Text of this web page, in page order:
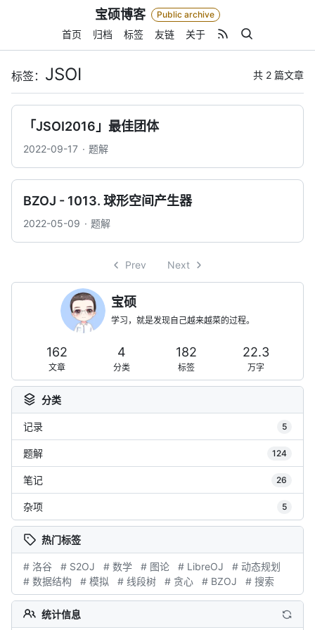
宝硕博客 Public archive
首页 归档 标签 友链 关于
标签： JSOI 共 2 篇文章
「JSOI2016」最佳团体
2022-09-17 题解
BZOJ - 1013. 球形空间产生器
2022-05-09 题解
Prev Next
宝硕
学习，就是发现自己越来越菜的过程。
162
文章
4
分类
182
标签
22.3
万字
分类
记录 5
题解 124
笔记 26
杂项 5
热门标签
# 洛谷 # S2OJ # 数学 # 图论 # LibreOJ
# 动态规划
# 数据结构
# 模拟 # 线段树 # 贪心 # BZOJ # 搜索
统计信息